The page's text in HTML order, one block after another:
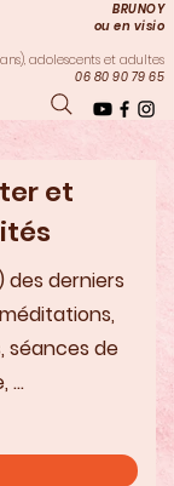
BRUNOY
ou en visio
ans), adolescents et adultes
06 80 90 79 65
et
des derniers
séances de
...